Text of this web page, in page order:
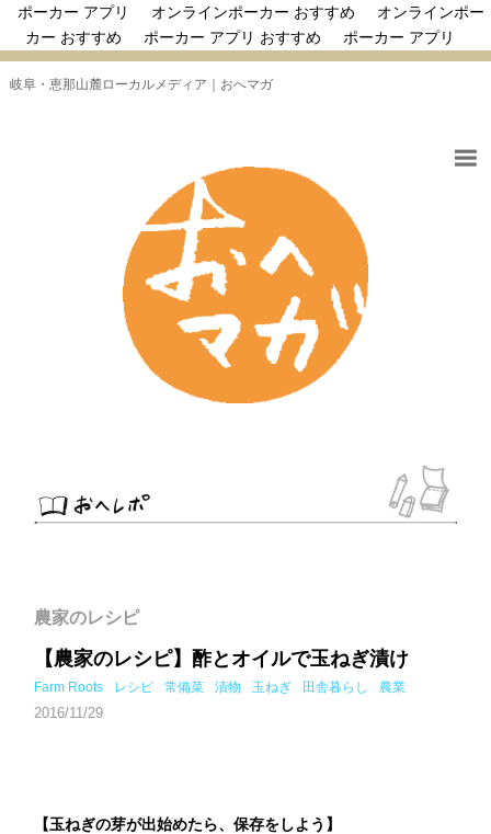
ポーカー アプリ オンラインポーカー おすすめ
オンラインポー
カー おすすめ
ポーカー アプリ おすすめ ポーカー アプリ
岐阜・恵那山麓ローカルメディア｜おへマガ
農家のレシピ
【農家のレシピ】酢とオイルで玉ねぎ漬け
Farm Roots レシピ 常備菜 漬物 玉ねぎ 田舎暮らし 農業
2016/11/29
【玉ねぎの芽が出始めたら、保存をしよう】